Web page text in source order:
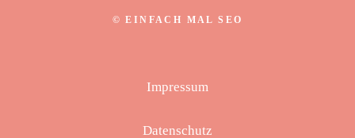
©EINFACH MAL SEO
Impressum
Datenschutz